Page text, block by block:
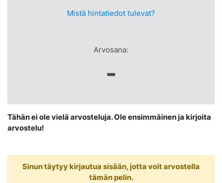
Mistä hintatiedot tulevat?
Arvosana:
-
Tähän ei ole vielä arvosteluja. Ole ensimmäinen ja kirjoita
arvostelu!
Sinun täytyy kirjautua sisään, jotta voit arvostella
tämän pelin.